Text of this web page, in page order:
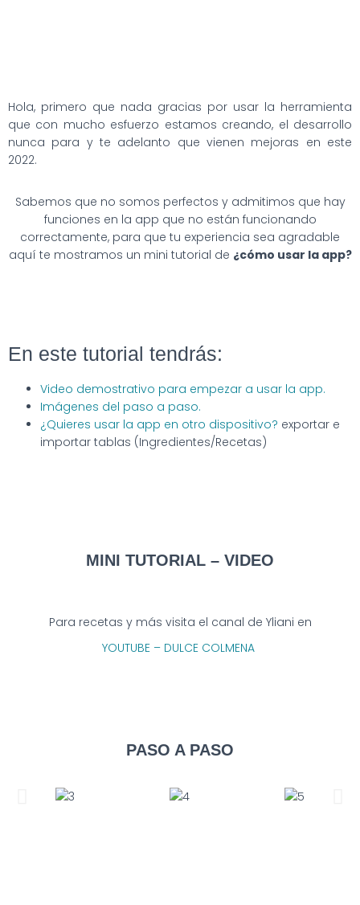
Hola, primero que nada gracias por usar la herramienta
que con mucho esfuerzo estamos creando, el desarrollo
nunca para y te adelanto que vienen mejoras en este
2022.
Sabemos que no somos perfectos y admitimos que hay
funciones en la app que no están funcionando
correctamente, para que tu experiencia sea agradable
aquí te mostramos un mini tutorial de ¿cómo usar la app?
En este tutorial tendrás:
Video demostrativo para empezar a usar la app.
Imágenes del paso a paso.
¿Quieres usar la app en otro dispositivo? exportar e
importar tablas (Ingredientes/Recetas)
MINI TUTORIAL – VIDEO
Para recetas y más visita el canal de Yliani en
YOUTUBE – DULCE COLMENA
PASO A PASO